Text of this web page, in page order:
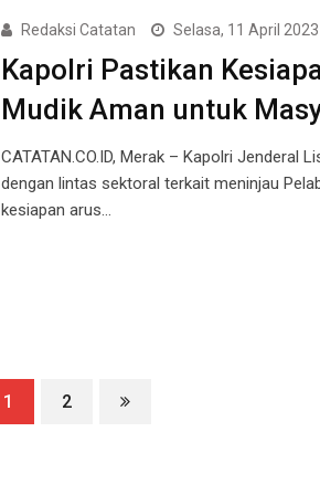
Redaksi Catatan Selasa, 11 April 2023
Kapolri Pastikan
Mudik Aman untuk
CATATAN.CO.ID, Merak – Kapolri Jenderal
dengan lintas sektoral terkait meninjau
kesiapan arus…
1 2